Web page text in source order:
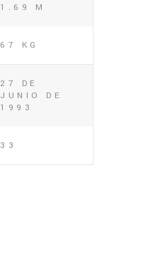
1.69 M
67 KG
27 DE
JUNIO DE
1993
33